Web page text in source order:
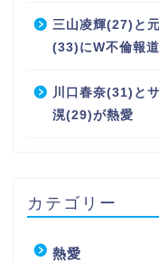
三山凌輝(27)と
(33)にW不倫報道
川口春奈(31)と
滉(29)が熱愛
カテゴリー
熱愛